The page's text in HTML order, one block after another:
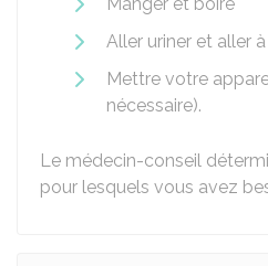
Aller uriner et aller
Mettre votre
nécessaire).
Le médecin-conseil
pour lesquels vous avez